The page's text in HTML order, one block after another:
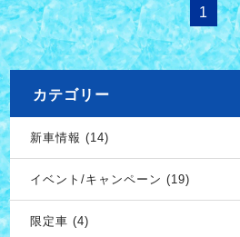
1
カテゴリー
新車情報 (14)
イベント/キャンペーン (19)
限定車 (4)